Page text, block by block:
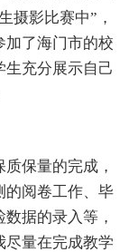
摄影比赛中”，
加了海门市的校
生充分展示自己
保量的完成，
的阅卷工作、毕
据的录入等，
尽量在完成教学